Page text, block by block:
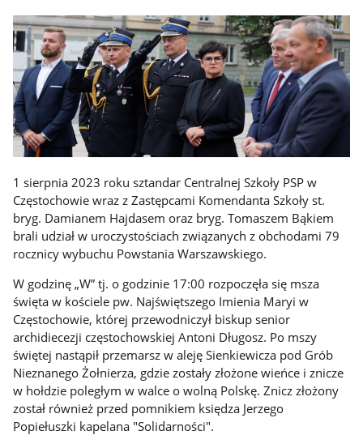
1 sierpnia 2023 roku sztandar Centralnej Szkoły PSP w
Częstochowie wraz z Zastępcami Komendanta Szkoły st.
bryg. Damianem Hajdasem oraz bryg. Tomaszem Bąkiem
brali udział w uroczystościach związanych z obchodami 79
rocznicy wybuchu Powstania Warszawskiego.
W godzinę „W” tj. o godzinie 17:00 rozpoczęła się msza
święta w kościele pw. Najświętszego Imienia Maryi w
Częstochowie, której przewodniczył biskup senior
archidiecezji częstochowskiej Antoni Długosz. Po mszy
świętej nastąpił przemarsz w aleję Sienkiewicza pod Grób
Nieznanego Żołnierza, gdzie zostały złożone wieńce i znicze
w hołdzie poległym w walce o wolną Polskę. Znicz złożony
został również przed pomnikiem księdza Jerzego
Popiełuszki kapelana "Solidarności".